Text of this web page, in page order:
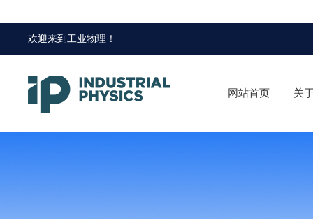
欢迎来到 工业物理 ！
网站首页 关